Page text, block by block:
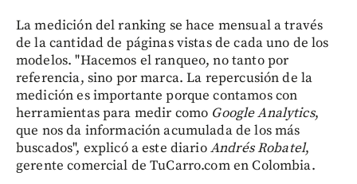
La medición del ranking se hace mensual a través
de la cantidad de páginas vistas de cada uno de los
modelos. "Hacemos el ranqueo, no tanto por
referencia, sino por marca. La repercusión de la
medición es importante porque contamos con
herramientas para medir como Google Analytics,
que nos da información acumulada de los más
buscados", explicó a este diarioAndrés Robatel,
gerente comercial de TuCarro.com en Colombia.